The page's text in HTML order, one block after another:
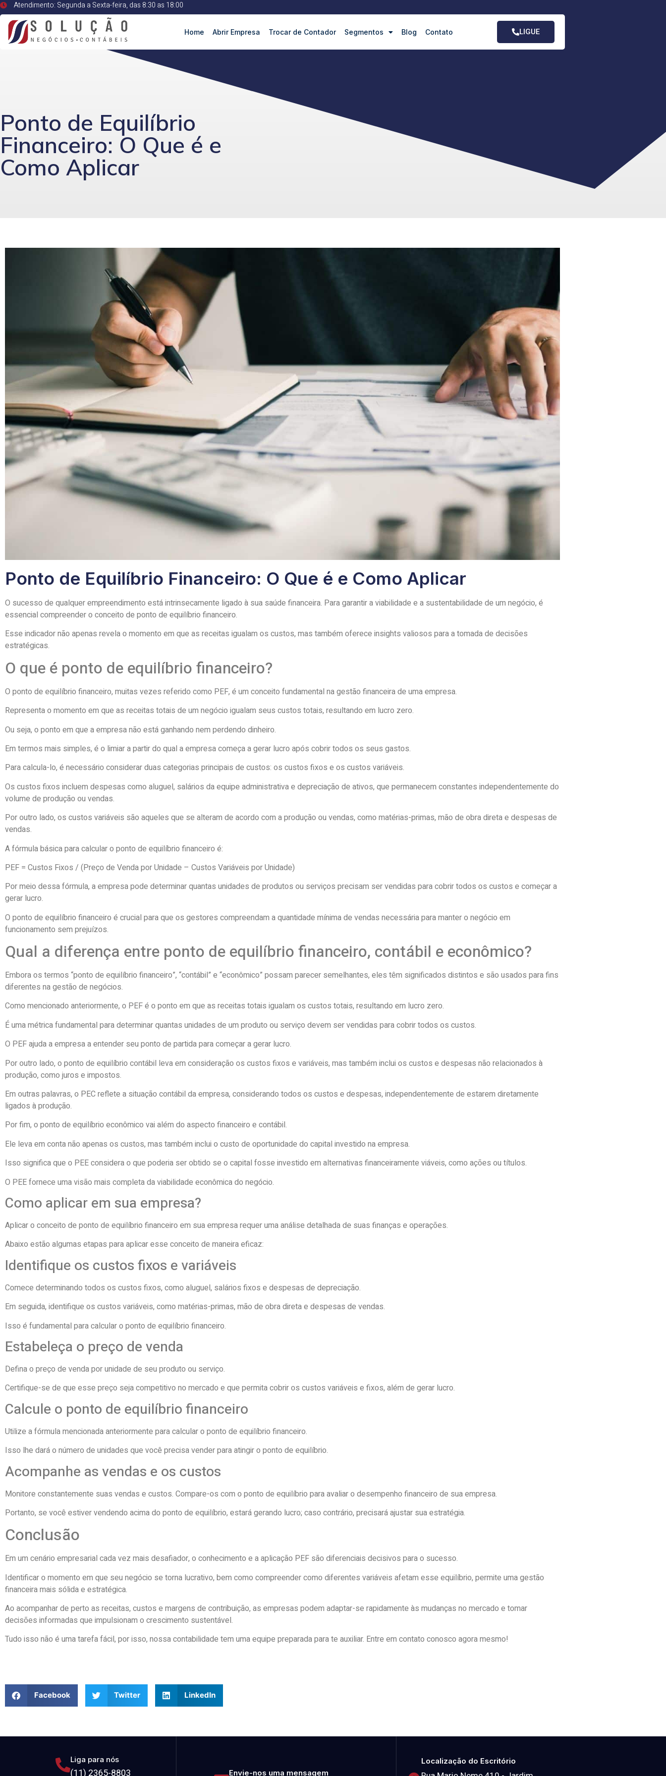
Atendimento: Segunda a Sexta-feira, das 8:30 as 18:00
Home Abrir Empresa Trocar de Contador Segmentos Blog Contato LIGUE
Ponto de Equilíbrio
Financeiro: O Que é e
Como Aplicar
Ponto de Equilíbrio Financeiro: O Que é e Como Aplicar
O sucesso de qualquer empreendimento está intrinsecamente ligado à sua saúde financeira. Para garantir a viabilidade e a sustentabilidade de um negócio, é
essencial compreender o conceito de ponto de equilíbrio financeiro.
Esse indicador não apenas revela o momento em que as receitas igualam os custos, mas também oferece insights valiosos para a tomada de decisões
estratégicas.
O que é ponto de equilíbrio financeiro?
O ponto de equilíbrio financeiro, muitas vezes referido como PEF, é um conceito fundamental na gestão financeira de uma empresa.
Representa o momento em que as receitas totais de um negócio igualam seus custos totais, resultando em lucro zero.
Ou seja, o ponto em que a empresa não está ganhando nem perdendo dinheiro.
Em termos mais simples, é o limiar a partir do qual a empresa começa a gerar lucro após cobrir todos os seus gastos.
Para calcula-lo, é necessário considerar duas categorias principais de custos: os custos fixos e os custos variáveis.
Os custos fixos incluem despesas como aluguel, salários da equipe administrativa e depreciação de ativos, que permanecem constantes independentemente do
volume de produção ou vendas.
Por outro lado, os custos variáveis são aqueles que se alteram de acordo com a produção ou vendas, como matérias-primas, mão de obra direta e despesas de
vendas.
A fórmula básica para calcular o ponto de equilíbrio financeiro é:
PEF = Custos Fixos / (Preço de Venda por Unidade – Custos Variáveis por Unidade)
Por meio dessa fórmula, a empresa pode determinar quantas unidades de produtos ou serviços precisam ser vendidas para cobrir todos os custos e começar a
gerar lucro.
O ponto de equilíbrio financeiro é crucial para que os gestores compreendam a quantidade mínima de vendas necessária para manter o negócio em
funcionamento sem prejuízos.
Qual a diferença entre ponto de equilíbrio financeiro, contábil e econômico?
Embora os termos “ponto de equilíbrio financeiro”, “contábil” e “econômico” possam parecer semelhantes, eles têm significados distintos e são usados para fins
diferentes na gestão de negócios.
Como mencionado anteriormente, o PEF é o ponto em que as receitas totais igualam os custos totais, resultando em lucro zero.
É uma métrica fundamental para determinar quantas unidades de um produto ou serviço devem ser vendidas para cobrir todos os custos.
O PEF ajuda a empresa a entender seu ponto de partida para começar a gerar lucro.
Por outro lado, o ponto de equilíbrio contábil leva em consideração os custos fixos e variáveis, mas também inclui os custos e despesas não relacionados à
produção, como juros e impostos.
Em outras palavras, o PEC reflete a situação contábil da empresa, considerando todos os custos e despesas, independentemente de estarem diretamente
ligados à produção.
Por fim, o ponto de equilíbrio econômico vai além do aspecto financeiro e contábil.
Ele leva em conta não apenas os custos, mas também inclui o custo de oportunidade do capital investido na empresa.
Isso significa que o PEE considera o que poderia ser obtido se o capital fosse investido em alternativas financeiramente viáveis, como ações ou títulos.
O PEE fornece uma visão mais completa da viabilidade econômica do negócio.
Como aplicar em sua empresa?
Aplicar o conceito de ponto de equilíbrio financeiro em sua empresa requer uma análise detalhada de suas finanças e operações.
Abaixo estão algumas etapas para aplicar esse conceito de maneira eficaz:
Identifique os custos fixos e variáveis
Comece determinando todos os custos fixos, como aluguel, salários fixos e despesas de depreciação.
Em seguida, identifique os custos variáveis, como matérias-primas, mão de obra direta e despesas de vendas.
Isso é fundamental para calcular o ponto de equilíbrio financeiro.
Estabeleça o preço de venda
Defina o preço de venda por unidade de seu produto ou serviço.
Certifique-se de que esse preço seja competitivo no mercado e que permita cobrir os custos variáveis e fixos, além de gerar lucro.
Calcule o ponto de equilíbrio financeiro
Utilize a fórmula mencionada anteriormente para calcular o ponto de equilíbrio financeiro.
Isso lhe dará o número de unidades que você precisa vender para atingir o ponto de equilíbrio.
Acompanhe as vendas e os custos
Monitore constantemente suas vendas e custos. Compare-os com o ponto de equilíbrio para avaliar o desempenho financeiro de sua empresa.
Portanto, se você estiver vendendo acima do ponto de equilíbrio, estará gerando lucro; caso contrário, precisará ajustar sua estratégia.
Conclusão
Em um cenário empresarial cada vez mais desafiador, o conhecimento e a aplicação PEF são diferenciais decisivos para o sucesso.
Identificar o momento em que seu negócio se torna lucrativo, bem como compreender como diferentes variáveis afetam esse equilíbrio, permite uma gestão
financeira mais sólida e estratégica.
Ao acompanhar de perto as receitas, custos e margens de contribuição, as empresas podem adaptar-se rapidamente às mudanças no mercado e tomar
decisões informadas que impulsionam o crescimento sustentável.
Tudo isso não é uma tarefa fácil, por isso, nossa contabilidade tem uma equipe preparada para te auxiliar. Entre em contato conosco agora mesmo!
Facebook Twitter LinkedIn
Liga para nós
(11) 2365-8803 Envie-nos uma mensagem
Localização do Escritório